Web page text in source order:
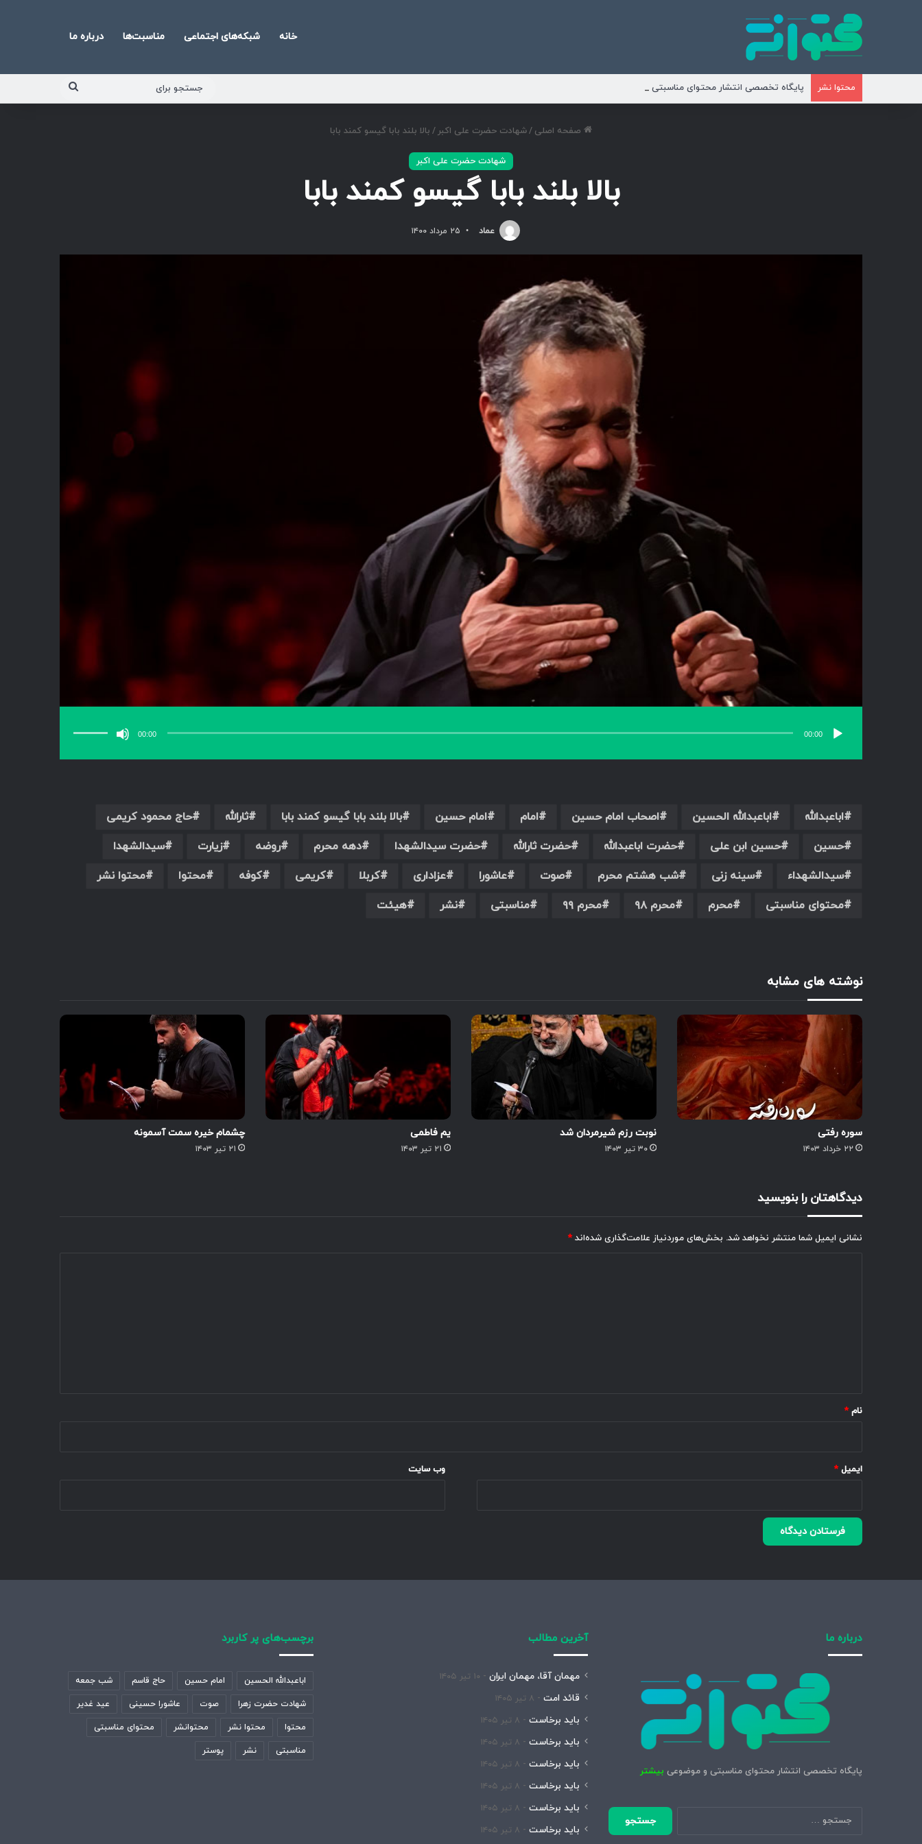
خانه شبکه‌های اجتماعی مناسبت‌ها درباره ما
محتوا نشر پایگاه تخصصی انتشار محتوای مناسبتی و موضوعی
صفحه اصلی /شهادت حضرت علی اکبر / بالا بلند بابا گیسو کمند بابا
شهادت حضرت علی اکبر
بالا بلند بابا گیسو کمند بابا
عماد ۲۵ مرداد ۱۴۰۰
پخش‌کننده
00:00
00:00
کاهش
اباعبدالله اباعبدالله الحسین اصحاب امام حسین امام امام حسین بالا بلند بابا گیسو کمند بابا ثارالله
حاج محمود کریمی
حسین
حسین ابن علی حضرت اباعبدالله حضرت ثارالله حضرت سیدالشهدا دهه محرم روضه زیارت
سیدالشهدا
سیدالشهداء
سینه زنی شب هشتم محرم صوت عاشورا عزاداری کربلا کریمی کوفه محتوا
محتوا نشر
محتوای مناسبتی
محرم محرم ۹۸ محرم ۹۹ مناسبتی نشر هیئت
نوشته های مشابه
سوره رفتی
۲۲ خرداد ۱۴۰۳
نوبت رزم شیرمردان شد
۳۰ تیر ۱۴۰۳
یم فاطمی
۲۱ تیر ۱۴۰۳
چشمام خیره سمت آسمونه
۲۱ تیر ۱۴۰۳
دیدگاهتان را بنویسید
نشانی ایمیل شما منتشر نخواهد شد. بخش‌های موردنیاز علامت‌گذاری شده‌اند *
نام *
ایمیل * وب‌ سایت
درباره ما
پایگاه تخصصی انتشار محتوای مناسبتی و موضوعی بیشتر
جستجو
برای:
آخرین مطالب
مهمان آقا، مهمان ایران ۱۰ تیر ۱۴۰۵
قائد امت ۸ تیر ۱۴۰۵
باید برخاست ۸ تیر ۱۴۰۵
باید برخاست ۸ تیر ۱۴۰۵
باید برخاست ۸ تیر ۱۴۰۵
باید برخاست ۸ تیر ۱۴۰۵
باید برخاست ۸ تیر ۱۴۰۵
باید برخاست ۸ تیر ۱۴۰۵
برچسب‌های پر کاربرد
اباعبدالله الحسین امام حسین حاج قاسم شب جمعه
شهادت حضرت زهرا صوت عاشورا حسینی عید غدیر
محتوا محتوا نشر محتوانشر محتوای مناسبتی
مناسبتی نشر پوستر